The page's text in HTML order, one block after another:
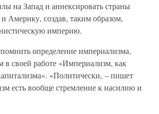
на Запад и аннексировать страны
Америку, создав, таким образом,
империю.
определение империализма,
своей работе «Империализм, как
«Политически, – пишет
есть вообще стремление к насилию и